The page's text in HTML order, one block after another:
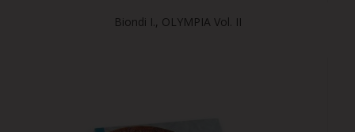
Biondi I., OLYMPIA Vol. II